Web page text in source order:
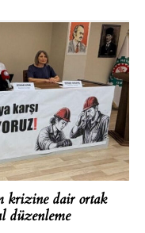
krizine dair ortak
düzenleme